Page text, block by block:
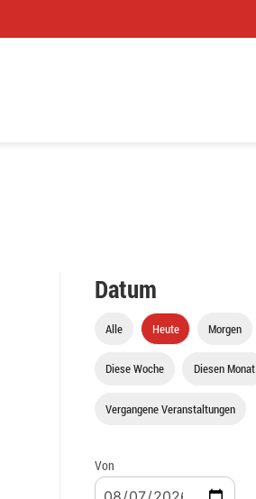
Datum
Alle Heute Morgen
Diese Woche Diesen Monat
Vergangene Veranstaltungen
Von